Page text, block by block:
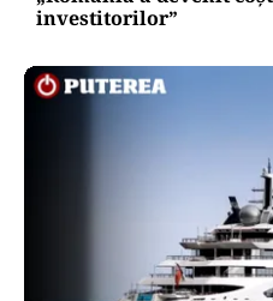
investitorilor”